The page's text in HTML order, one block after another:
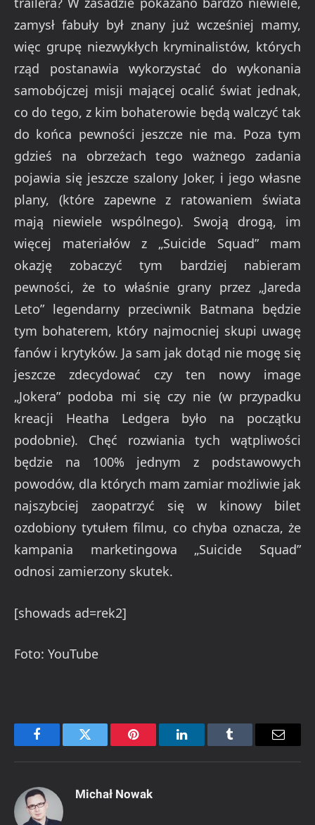
zamysł fabuły był znany już wcześniej mamy,
więc grupę niezwykłych kryminalistów, których
rząd postanawia wykorzystać do wykonania
samobójczej misji mającej ocalić świat jednak,
co do tego, z kim bohaterowie będą walczyć tak
do końca pewności jeszcze nie ma. Poza tym
gdzieś na obrzeżach tego ważnego zadania
pojawia się jeszcze szalony Joker, i jego własne
plany, (które zapewne z ratowaniem świata
mają niewiele wspólnego). Swoją drogą, im
więcej materiałów z „Suicide Squad” mam
okazję zobaczyć tym bardziej nabieram
pewności, że to właśnie grany przez „Jareda
Leto” legendarny przeciwnik Batmana będzie
tym bohaterem, który najmocniej skupi uwagę
fanów i krytyków. Ja sam jak dotąd nie mogę się
jeszcze zdecydować czy ten nowy image
„Jokera” podoba mi się czy nie (w przypadku
kreacji Heatha Ledgera było na początku
podobnie). Chęć rozwiania tych wątpliwości
będzie na 100% jednym z podstawowych
powodów, dla których mam zamiar możliwie jak
najszybciej zaopatrzyć się w kinowy bilet
ozdobiony tytułem filmu, co chyba oznacza, że
kampania marketingowa „Suicide Squad”
odnosi zamierzony skutek.
[showads ad=rek2]
Foto: YouTube
FacebookTwitter Pinterest LinkedInTumblr Email
Michał Nowak